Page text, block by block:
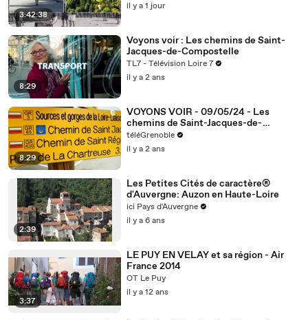
3:42:38
il y a 1 jour
8:29
Voyons voir : Les chemins de Saint-
Jacques-de-Compostelle
TL7 - Télévision Loire 7
il y a 2 ans
8:29
VOYONS VOIR - 09/05/24 - Les
chemins de Saint-Jacques-de-
Compostelle
téléGrenoble
il y a 2 ans
2:39
Les Petites Cités de caractère®
d'Auvergne: Auzon en Haute-Loire
ici Pays d'Auvergne
il y a 6 ans
3:37
LE PUY EN VELAY et sa région - Air
France 2014
OT Le Puy
il y a 12 ans